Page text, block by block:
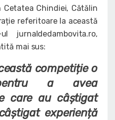
Chindiei, Cătălin
referitoare la această
jurnaldedambovita.ro,
mai sus:
competiție o
a avea
care au câștigat
experiență